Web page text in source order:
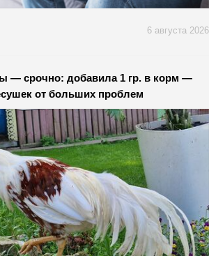
6 августа 2026
— срочно: добавила 1 гр. в корм —
от больших проблем